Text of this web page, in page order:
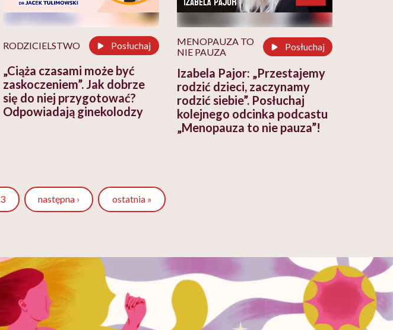
RODZICIELSTWO Posłuchaj
„Ciąża czasami może być
zaskoczeniem”. Jak dobrze
się do niej przygotować?
Odpowiadają ginekolodzy
MENOPAUZA TO
NIE PAUZA
Posłuchaj
Izabela Pajor: „Przestajemy
rodzić dzieci, zaczynamy
rodzić siebie”. Posłuchaj
kolejnego odcinka podcastu
„Menopauza to nie pauza”!
Strona
3 następna › ostatnia »